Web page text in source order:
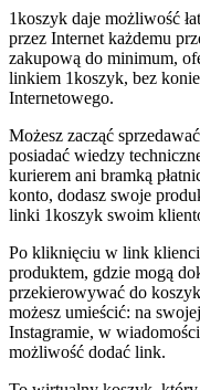
1koszyk daje możliwość
przez Internet każdemu
zakupową do minimum,
linkiem 1koszyk, bez
Internetowego.
Możesz zacząć
posiadać wiedzy
kurierem ani bramką
konto, dodasz swoje
linki 1koszyk swoim
Po kliknięciu w link
produktem, gdzie mogą
przekierowywać do
możesz umieścić: na
Instagramie, w
możliwość dodać link.